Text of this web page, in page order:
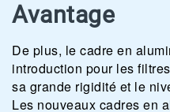
Avantage
De plus, le cadre en
introduction pour les
sa grande rigidité et le
Les nouveaux cadres en